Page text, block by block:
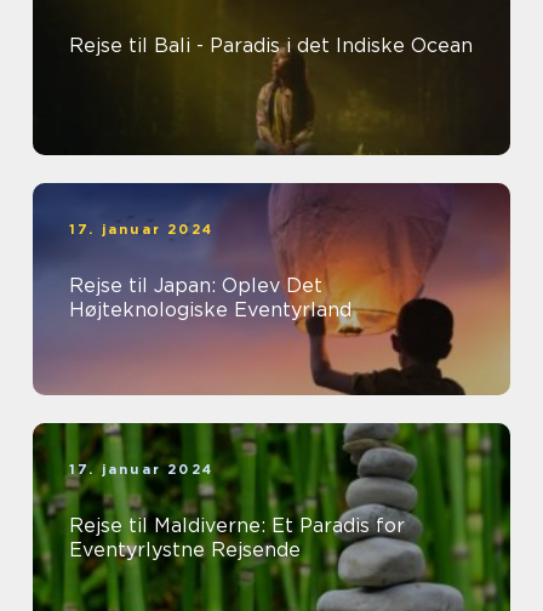
Rejse til Bali - Paradis i det Indiske Ocean
17. januar 2024
Rejse til Japan: Oplev Det
Højteknologiske Eventyrland
17. januar 2024
Rejse til Maldiverne: Et Paradis for
Eventyrlystne Rejsende